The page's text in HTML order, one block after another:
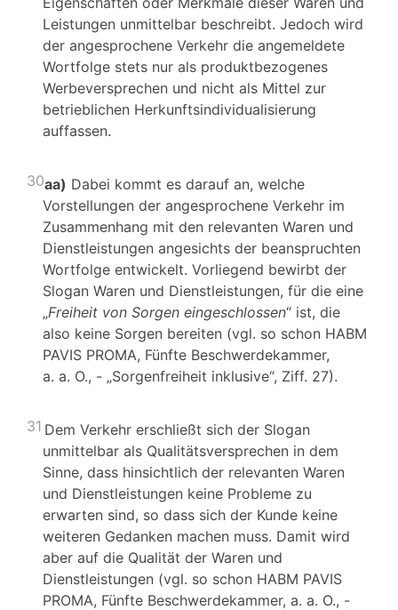
Leistungen unmittelbar beschreibt. Jedoch wird
der angesprochene Verkehr die angemeldete
Wortfolge stets nur als produktbezogenes
Werbeversprechen und nicht als Mittel zur
betrieblichen Herkunftsindividualisierung
auffassen.
30aa) Dabei kommt es darauf an, welche
Vorstellungen der angesprochene Verkehr im
Zusammenhang mit den relevanten Waren und
Dienstleistungen angesichts der beanspruchten
Wortfolge entwickelt. Vorliegend bewirbt der
Slogan Waren und Dienstleistungen, für die eine
„Freiheit von Sorgen eingeschlossen“ ist, die
also keine Sorgen bereiten (vgl. so schon HABM
PAVIS PROMA, Fünfte Beschwerdekammer,
a. a. O., - „Sorgenfreiheit inklusive“, Ziff. 27).
31 Dem Verkehr erschließt sich der Slogan
unmittelbar als Qualitätsversprechen in dem
Sinne, dass hinsichtlich der relevanten Waren
und Dienstleistungen keine Probleme zu
erwarten sind, so dass sich der Kunde keine
weiteren Gedanken machen muss. Damit wird
aber auf die Qualität der Waren und
Dienstleistungen (vgl. so schon HABM PAVIS
PROMA, Fünfte Beschwerdekammer, a. a. O., -